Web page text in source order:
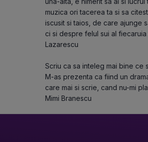
muzica ori tacerea ta si sa
iscusit si taios, de care ajunge
ci si despre felul sui al
Lazarescu
Scriu ca sa inteleg mai bine ce
M-as prezenta ca fiind un
care mai si scrie, cand nu-mi
Mimi Branescu